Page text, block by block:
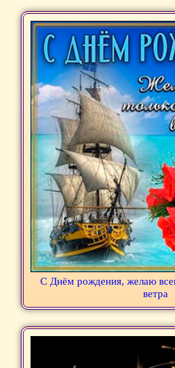
С Днём рождения, желаю
ветра